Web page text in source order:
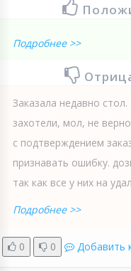
Подробнее >>
Заказала недавно
захотели, мол, не
с подтверждением
признавать ошибку.
так как все у них на
Подробнее >>
0 0 Добавить